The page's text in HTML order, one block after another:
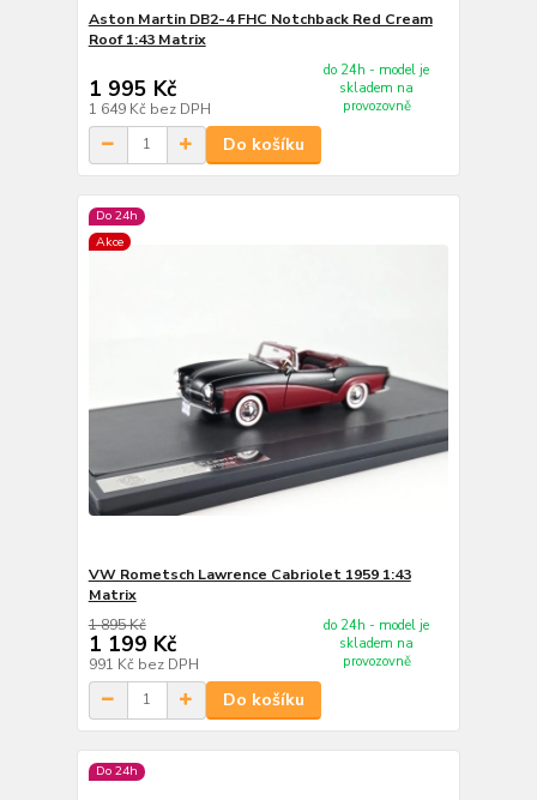
Aston Martin DB2-4 FHC Notchback Red Cream
Roof 1:43 Matrix
1 995 Kč
1 649 Kč bez DPH
do 24h - model je
skladem na
provozovně
Do košíku
Do 24h
Akce
VW Rometsch Lawrence Cabriolet 1959 1:43
Matrix
1 895 Kč
1 199 Kč
991 Kč bez DPH
do 24h - model je
skladem na
provozovně
Do košíku
Do 24h